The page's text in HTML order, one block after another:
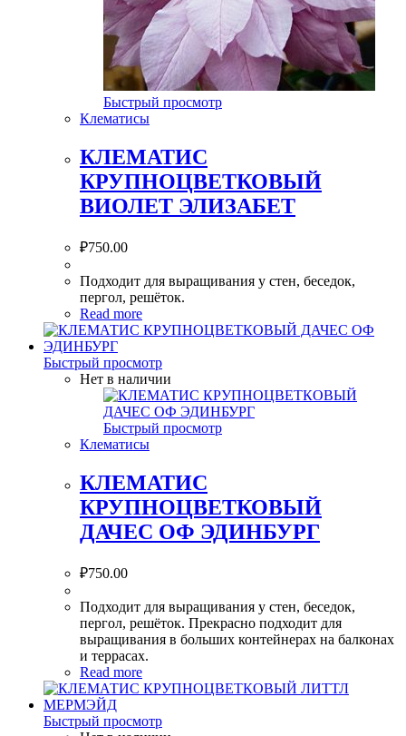
Быстрый просмотр
Клематисы
КЛЕМАТИС
КРУПНОЦВЕТКОВЫЙ
ВИОЛЕТ ЭЛИЗАБЕТ
₽750.00
Подходит для выращивания у стен, беседок,
пергол, решёток.
Read more
Быстрый просмотр
Нет в наличии
Быстрый просмотр
Клематисы
КЛЕМАТИС
КРУПНОЦВЕТКОВЫЙ
ДАЧЕС ОФ ЭДИНБУРГ
₽750.00
Подходит для выращивания у стен, беседок,
пергол, решёток. Прекрасно подходит для
выращивания в больших контейнерах на балконах
и террасах.
Read more
Быстрый просмотр